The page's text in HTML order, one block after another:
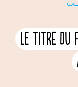
Le titre du